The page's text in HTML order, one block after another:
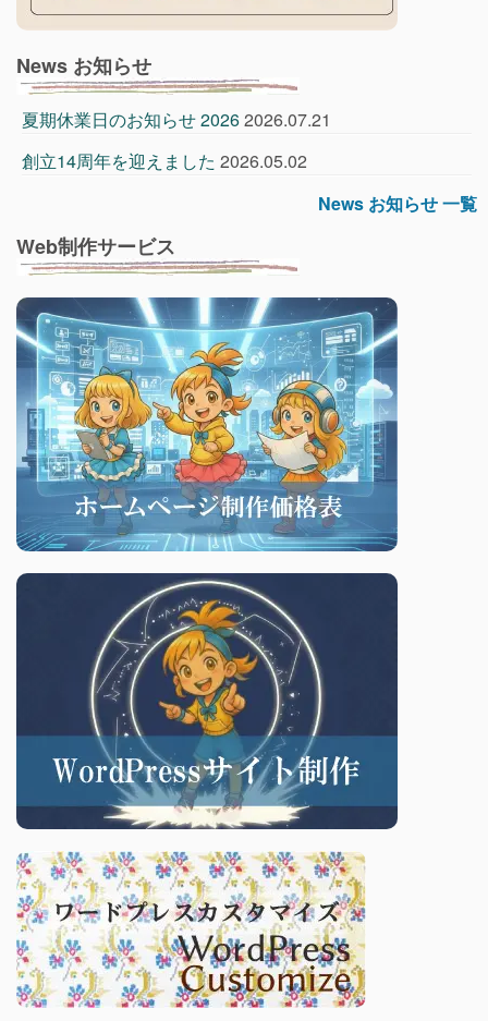
News お知らせ
夏期休業日のお知らせ 20262026.07.21
創立14周年を迎えました 2026.05.02
News お知らせ 一覧
Web制作サービス